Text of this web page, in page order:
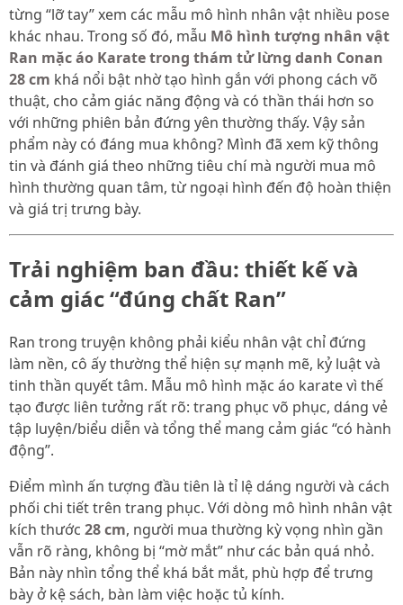
từng “lỡ tay” xem các mẫu mô hình nhân vật nhiều pose
khác nhau. Trong số đó, mẫu Mô hình tượng nhân vật
Ran mặc áo Karate trong thám tử lừng danh Conan
28 cm khá nổi bật nhờ tạo hình gắn với phong cách võ
thuật, cho cảm giác năng động và có thần thái hơn so
với những phiên bản đứng yên thường thấy. Vậy sản
phẩm này có đáng mua không? Mình đã xem kỹ thông
tin và đánh giá theo những tiêu chí mà người mua mô
hình thường quan tâm, từ ngoại hình đến độ hoàn thiện
và giá trị trưng bày.
Trải nghiệm ban đầu: thiết kế và
cảm giác “đúng chất Ran”
Ran trong truyện không phải kiểu nhân vật chỉ đứng
làm nền, cô ấy thường thể hiện sự mạnh mẽ, kỷ luật và
tinh thần quyết tâm. Mẫu mô hình mặc áo karate vì thế
tạo được liên tưởng rất rõ: trang phục võ phục, dáng vẻ
tập luyện/biểu diễn và tổng thể mang cảm giác “có hành
động”.
Điểm mình ấn tượng đầu tiên là tỉ lệ dáng người và cách
phối chi tiết trên trang phục. Với dòng mô hình nhân vật
kích thước 28 cm, người mua thường kỳ vọng nhìn gần
vẫn rõ ràng, không bị “mờ mắt” như các bản quá nhỏ.
Bản này nhìn tổng thể khá bắt mắt, phù hợp để trưng
bày ở kệ sách, bàn làm việc hoặc tủ kính.